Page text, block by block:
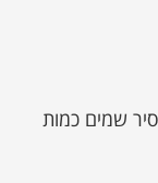
שמים כמות